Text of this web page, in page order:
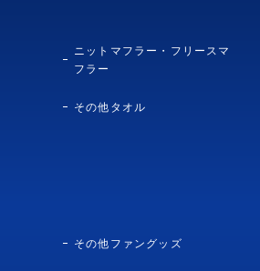
ニットマフラー・フリースマ
フラー
その他タオル
その他ファングッズ